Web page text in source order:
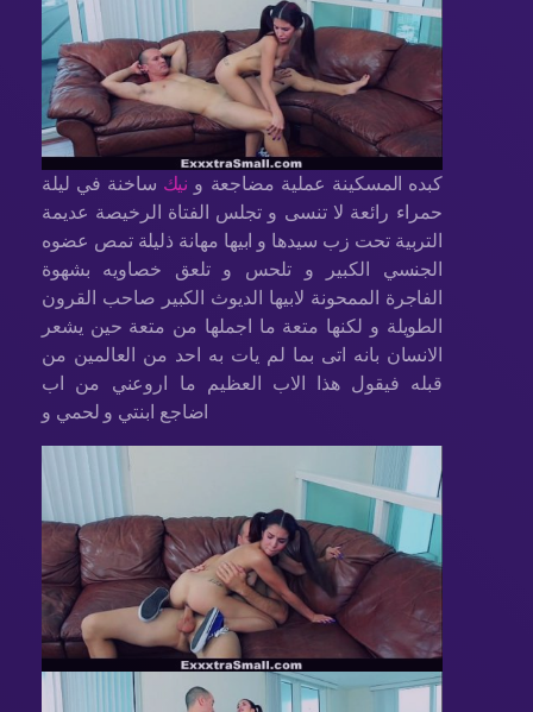
كبده المسكينة عملية مضاجعة و نيك ساخنة في ليلة
حمراء رائعة لا تنسى و تجلس الفتاة الرخيصة عديمة
التربية تحت زب سيدها و ابيها مهانة ذليلة تمص عضوه
الجنسي الكبير و تلحس و تلعق خصاويه بشهوة
الفاجرة الممحونة لابيها الديوث الكبير صاحب القرون
الطويلة و لكنها متعة ما اجملها من متعة حين يشعر
الانسان بانه اتى بما لم يات به احد من العالمين من
قبله فيقول هذا الاب العظيم ما اروعني من اب
اضاجع ابنتي و لحمي و